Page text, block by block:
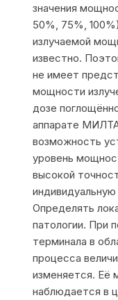
значения
50%, 75%,
излучаемой
известно.
не имеет
мощности
дозе
аппарате
возможность
уровень
высокой
Определять
патологии. При
терминала в
процесса
изменяется. Её
наблюдается в